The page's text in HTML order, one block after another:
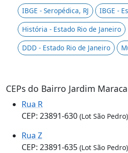
IBGE - Seropédica, RJ
IBGE -
História - Estado Rio de Janeiro
DDD - Estado Rio de Janeiro
CEPs do Bairro Jardim
Rua R
CEP: 23891-630 (Lot São Pedro)
Rua Z
CEP: 23891-635 (Lot São Pedro)